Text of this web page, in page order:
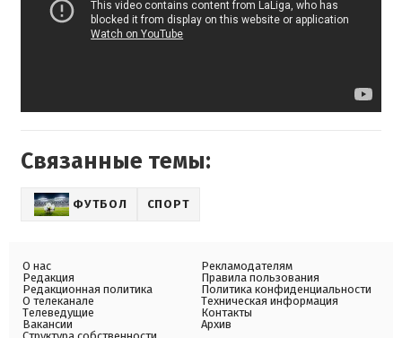
Связанные темы:
ФУТБОЛ СПОРТ
О нас
Редакция
Редакционная политика
О телеканале
Телеведущие
Вакансии
Рекламодателям
Правила пользования
Политика конфиденциальности
Техническая информация
Контакты
Архив